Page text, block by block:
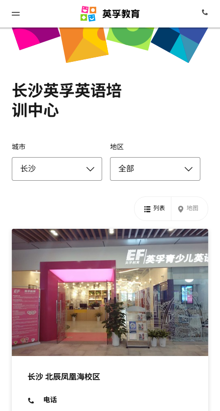
长沙英孚英语培
训中心
城市 地区
列表 地图
长沙 北辰凤凰海校区
电话